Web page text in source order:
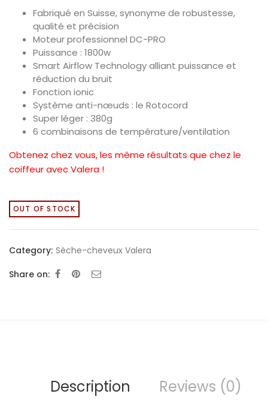
Fabriqué en Suisse, synonyme de robustesse,
qualité et précision
Moteur professionnel DC-PRO
Puissance : 1800w
Smart Airflow Technology alliant puissance et
réduction du bruit
Fonction ionic
Système anti-nœuds : le Rotocord
Super léger : 380g
6 combinaisons de température/ventilation
Obtenez chez vous, les même résultats que chez le
coiffeur avec Valera !
OUT OF STOCK
Category: Sèche-cheveux Valera
Share on:
Description Reviews (0)